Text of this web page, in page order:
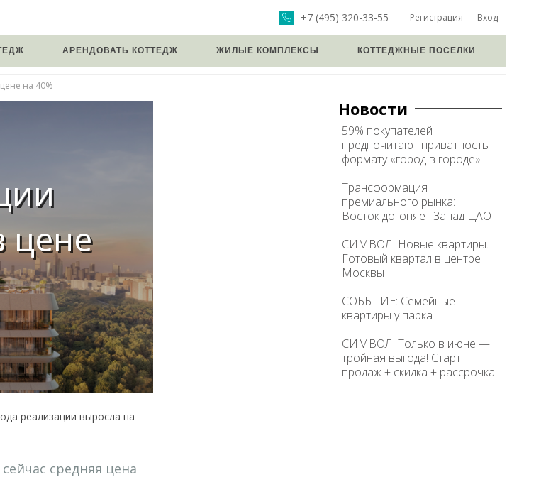
Регистрация Вход
+7 (495) 320-33-55
АРЕНДОВАТЬ КОТТЕДЖ ЖИЛЫЕ КОМПЛЕКСЫ КОТТЕДЖНЫЕ ПОСЕЛКИ
на 40%
цене
реализации выросла на
средняя цена
Новости
59% покупателей
предпочитают приватность
формату «город в городе»
Трансформация
премиального рынка:
Восток догоняет Запад ЦАО
СИМВОЛ: Новые квартиры.
Готовый квартал в центре
Москвы
СОБЫТИЕ: Семейные
квартиры у парка
СИМВОЛ: Только в июне —
тройная выгода! Старт
продаж + скидка + рассрочка